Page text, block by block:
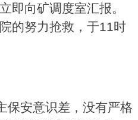
即向矿调度室汇报。
的努力抢救，于11时
保安意识差，没有严格